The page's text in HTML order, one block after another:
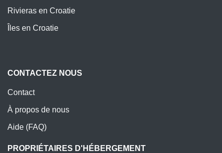
Rivieras en Croatie
Îles en Croatie
CONTACTEZ NOUS
Contact
À propos de nous
Aide (FAQ)
PROPRIÉTAIRES D'HÉBERGEMENT